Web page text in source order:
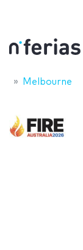
Melbourne